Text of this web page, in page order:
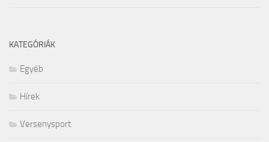
KATEGÓRIÁK
Egyéb
Hírek
Versenysport